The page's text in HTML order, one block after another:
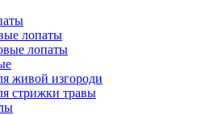
лопаты
лопаты
живой изгороди
стрижки травы